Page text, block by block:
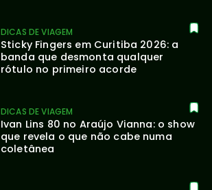
DICAS DE VIAGEM
Sticky Fingers em Curitiba 2026: a
banda que desmonta qualquer
rótulo no primeiro acorde
DICAS DE VIAGEM
Ivan Lins 80 no Araújo Vianna: o show
que revela o que não cabe numa
coletânea